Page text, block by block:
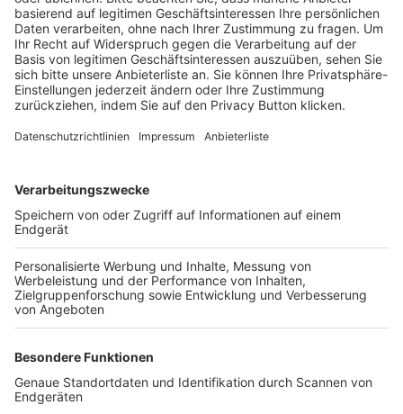
BFV-Geschäftsstellen
Trainerbörse
Login SpielPlus
FOLGE DEM BFV
TOP-VEREINE
TOP-PARTNER